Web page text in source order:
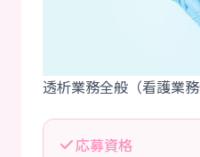
応募資格